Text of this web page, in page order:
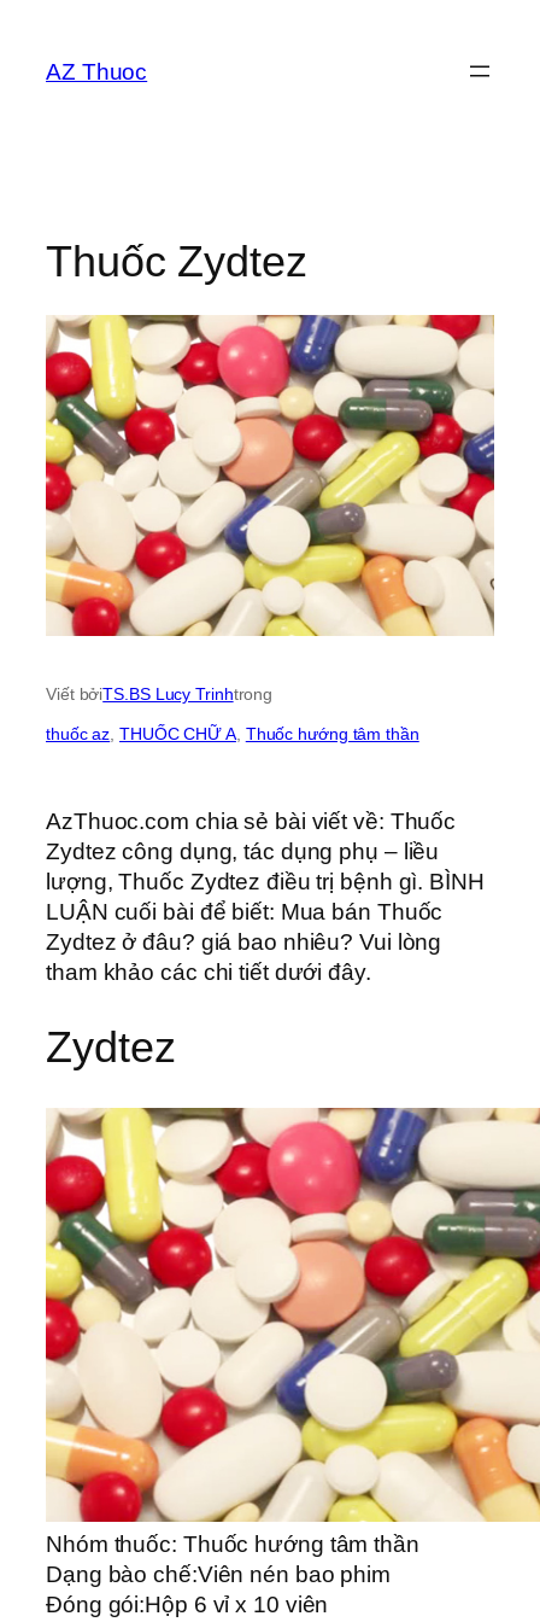
phầnAZ Thuoc
Thuốc Zydtez
Viết bởiTS.BS Lucy Trinhtrong
thuốc az , THUỐC CHỮ A, Thuốc hướng tâm thần
AzThuoc.com chia sẻ bài viết về: Thuốc
Zydtez công dụng, tác dụng phụ – liều
lượng, Thuốc Zydtez điều trị bệnh gì. BÌNH
LUẬN cuối bài để biết: Mua bán Thuốc
Zydtez ở đâu? giá bao nhiêu? Vui lòng
tham khảo các chi tiết dưới đây.
Zydtez
Nhóm thuốc: Thuốc hướng tâm thần
Dạng bào chế:Viên nén bao phim
Đóng gói:Hộp 6 vỉ x 10 viên